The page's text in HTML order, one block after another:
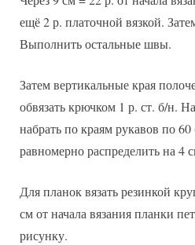
ещё 2 р. платочной вязкой.
Выполнить остальные швы.
Затем вертикальные края
обвязать крючком 1 р. ст. б/н.
набрать по краям рукавов по
равномерно распределить на 4
Для планок вязать резинкой
см от начала вязания планки
рисунку.